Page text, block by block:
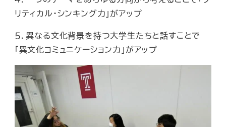
リティカル・シンキング力」がアップ
５．異なる文化背景を持つ大学生たちと話すことで
「異文化コミュニケーション力」がアップ